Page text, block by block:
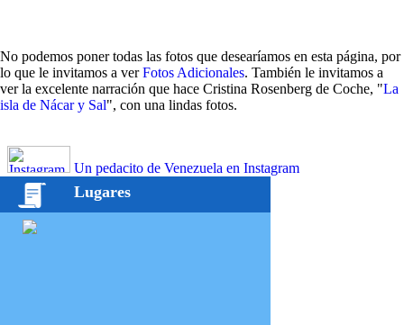
No podemos poner todas las fotos que desearíamos en esta página, por
lo que le invitamos a verFotos Adicionales. También le invitamos a
ver la excelente narración que hace Cristina Rosenberg de Coche, "La
isla de Nácar y Sal", con una lindas fotos.
Un pedacito de Venezuela en Instagram
Lugares